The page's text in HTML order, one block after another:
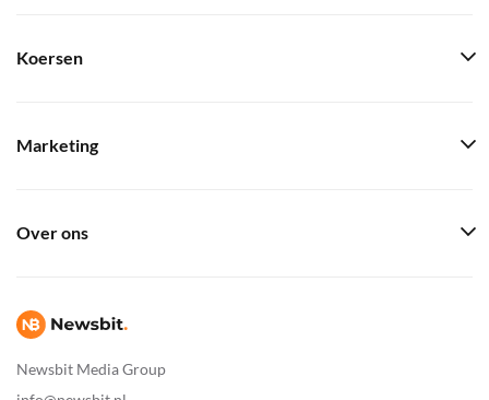
Newsbit Media Group
Koersen
Marketing
Over ons